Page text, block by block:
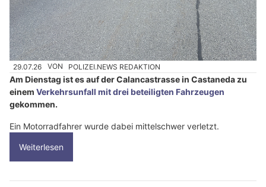
29.07.26 VON POLIZEI.NEWS REDAKTION
Am Dienstag ist es auf der Calancastrasse in Castaneda zu
einem Verkehrsunfall mit drei beteiligten Fahrzeugen
gekommen.
Ein Motorradfahrer wurde dabei mittelschwer verletzt.
Weiterlesen